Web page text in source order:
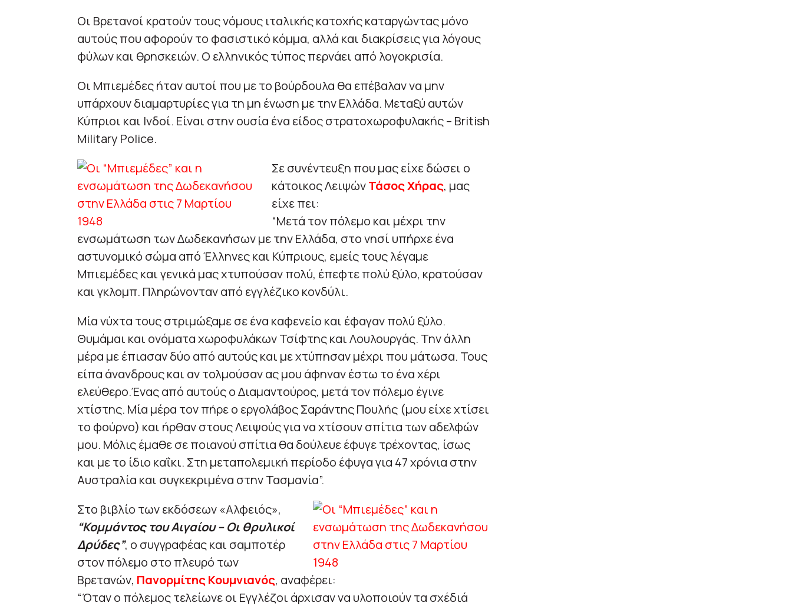
Οι Βρετανοί κρατούν τους νόμους ιταλικής κατοχής καταργώντας μόνο
αυτούς που αφορούν το φασιστικό κόμμα, αλλά και διακρίσεις για λόγους
φύλων και θρησκειών. Ο ελληνικός τύπος περνάει από λογοκρισία.
Οι Μπιεμέδες ήταν αυτοί που με το βούρδουλα θα επέβαλαν να μην
υπάρχουν διαμαρτυρίες για τη μη ένωση με την Ελλάδα. Μεταξύ αυτών
Κύπριοι και Ινδοί. Είναι στην ουσία ένα είδος στρατοχωροφυλακής – Βritish
Military Police.
Σε συνέντευξη που μας είχε δώσει ο
κάτοικος ΛειψώνΤάσος Χήρας, μας
είχε πει:
“Μετά τον πόλεμο και μέχρι την
ενσωμάτωση των Δωδεκανήσων με την Ελλάδα, στο νησί υπήρχε ένα
αστυνομικό σώμα από Έλληνες και Κύπριους, εμείς τους λέγαμε
Μπιεμέδες και γενικά μας χτυπούσαν πολύ, έπεφτε πολύ ξύλο, κρατούσαν
και γκλομπ. Πληρώνονταν από εγγλέζικο κονδύλι.
Μία νύχτα τους στριμώξαμε σε ένα καφενείο και έφαγαν πολύ ξύλο.
Θυμάμαι και ονόματα χωροφυλάκων Τσίφτης και Λουλουργάς. Την άλλη
μέρα με έπιασαν δύο από αυτούς και με χτύπησαν μέχρι που μάτωσα. Τους
είπα άνανδρους και αν τολμούσαν ας μου άφηναν έστω το ένα χέρι
ελεύθερο.Ένας από αυτούς ο Διαμαντούρος, μετά τον πόλεμο έγινε
χτίστης. Μία μέρα τον πήρε ο εργολάβος Σαράντης Πουλής (μου είχε χτίσει
το φούρνο) και ήρθαν στους Λειψούς για να χτίσουν σπίτια των αδελφών
μου. Μόλις έμαθε σε ποιανού σπίτια θα δούλευε έφυγε τρέχοντας, ίσως
και με το ίδιο καΐκι. Στη μεταπολεμική περίοδο έφυγα για 47 χρόνια στην
Αυστραλία και συγκεκριμένα στην Τασμανία”.
Στο βιβλίο των εκδόσεων «Αλφειός»,
“Κομμάντος του Αιγαίου – Οι θρυλικοί
Δρύδες”, ο συγγραφέας και σαμποτέρ
στον πόλεμο στο πλευρό των
Βρετανών, Πανορμίτης Κουμνιανός, αναφέρει:
“Όταν ο πόλεμος τελείωνε οι Εγγλέζοι άρχισαν να υλοποιούν τα σχέδιά